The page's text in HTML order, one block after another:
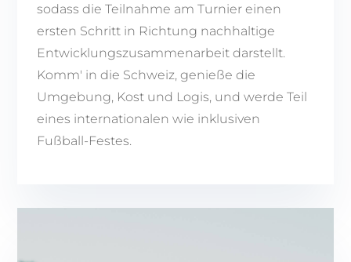
sodass die Teilnahme am Turnier einen
ersten Schritt in Richtung nachhaltige
Entwicklungszusammenarbeit darstellt.
Komm' in die Schweiz, genieße die
Umgebung, Kost und Logis, und werde Teil
eines internationalen wie inklusiven
Fußball-Festes.